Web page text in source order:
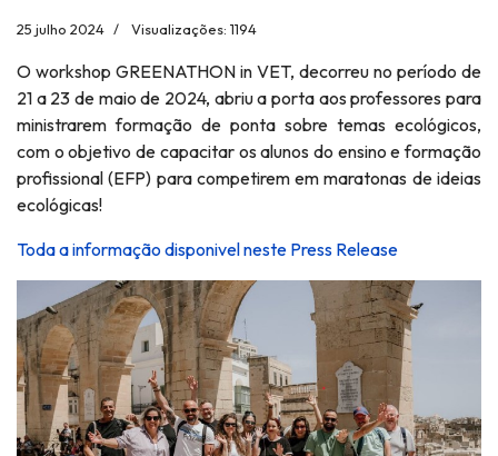
25 julho 2024 Visualizações: 1194
O workshop GREENATHON in VET, decorreu no período de
21 a 23 de maio de 2024, abriu a porta aos professores para
ministrarem formação de ponta sobre temas ecológicos,
com o objetivo de capacitar os alunos do ensino e formação
profissional (EFP) para competirem em maratonas de ideias
ecológicas!
Toda a informação disponivel neste Press Release